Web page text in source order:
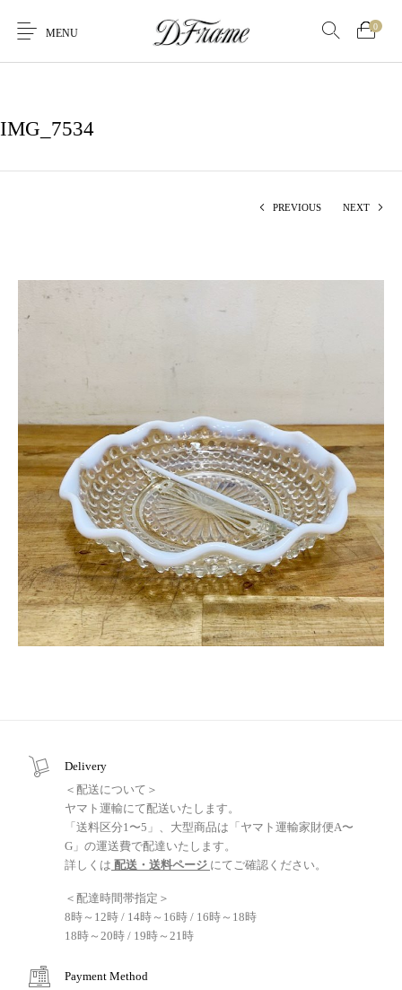
MENU
0
IMG_7534
PREVIOUS NEXT
Delivery
＜配送について＞
ヤマト運輸にて配送いたします。
「送料区分1〜5」、大型商品は「ヤマト運輸家財便A〜
G」の運送費で配達いたします。
詳しくは 配送・送料ページ にてご確認ください。
＜配達時間帯指定＞
8時～12時 / 14時～16時 / 16時～18時
18時～20時 / 19時～21時
Payment Method